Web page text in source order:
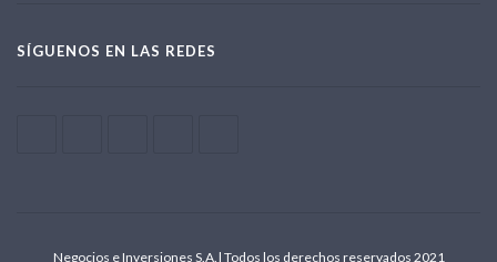
SÍGUENOS EN LAS REDES
Negocios e Inversiones S.A.| Todos los derechos reservados 2021